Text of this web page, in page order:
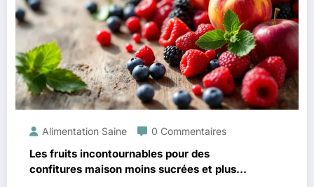
Alimentation Saine 0 Commentaires
Les fruits incontournables pour des
confitures maison moins sucrées et plus